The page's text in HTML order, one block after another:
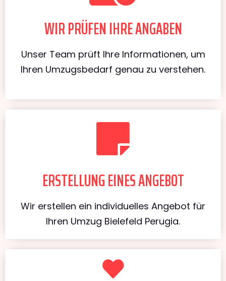
WIR PRÜFEN IHRE ANGABEN
Unser Team prüft Ihre Informationen, um
Ihren Umzugsbedarf genau zu verstehen.
ERSTELLUNG EINES ANGEBOT
Wir erstellen ein individuelles Angebot für
Ihren Umzug Bielefeld Perugia.